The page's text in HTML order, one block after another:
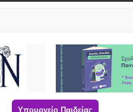
Υπουργείο Παιδείας